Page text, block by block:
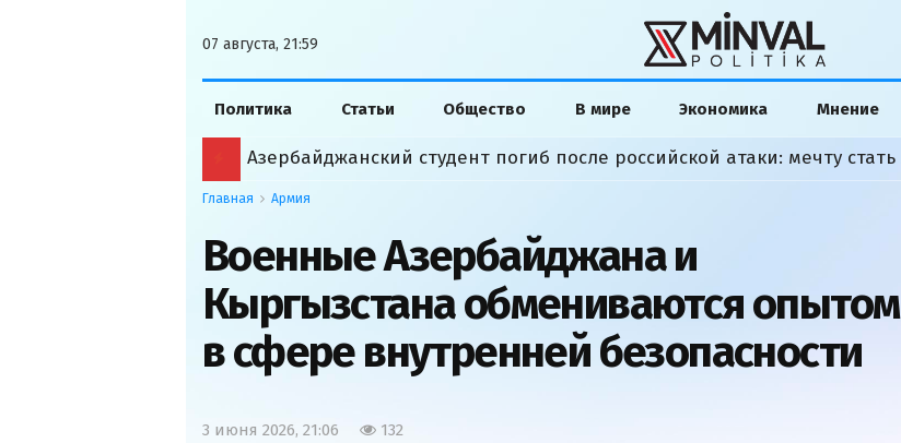
07 августа, 21:59
Политика Статьи Общество В мире Экономика Мнение
Главная Армия
Военные Азербайджана и
Кыргызстана обмениваются опытом
в сфере внутренней безопасности
3 июня 2026, 21:06 132